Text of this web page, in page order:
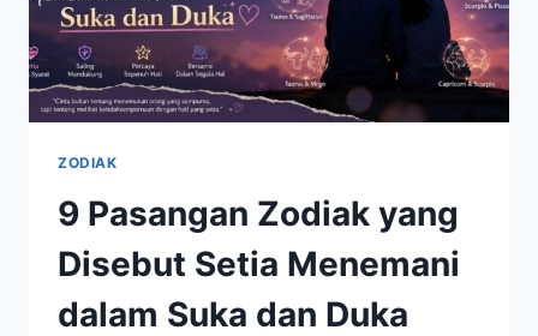
ZODIAK
9 Pasangan Zodiak yang
Disebut Setia Menemani
dalam Suka dan Duka